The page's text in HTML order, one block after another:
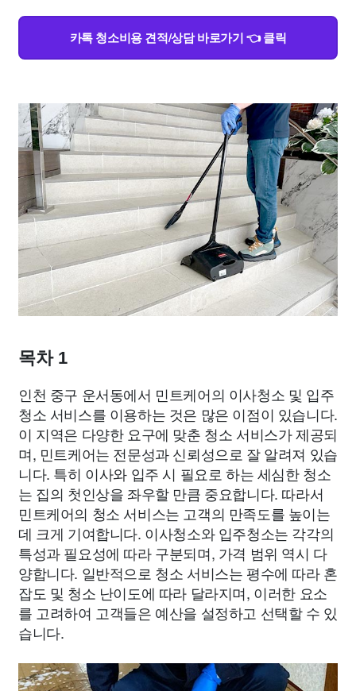
카톡 청소비용 견적/상담 바로가기 👈 클릭
목차 1
인천 중구 운서동에서 민트케어의 이사청소 및 입주
청소 서비스를 이용하는 것은 많은 이점이 있습니다.
이 지역은 다양한 요구에 맞춘 청소 서비스가 제공되
며, 민트케어는 전문성과 신뢰성으로 잘 알려져 있습
니다. 특히 이사와 입주 시 필요로 하는 세심한 청소
는 집의 첫인상을 좌우할 만큼 중요합니다. 따라서
민트케어의 청소 서비스는 고객의 만족도를 높이는
데 크게 기여합니다. 이사청소와 입주청소는 각각의
특성과 필요성에 따라 구분되며, 가격 범위 역시 다
양합니다. 일반적으로 청소 서비스는 평수에 따라 혼
잡도 및 청소 난이도에 따라 달라지며, 이러한 요소
를 고려하여 고객들은 예산을 설정하고 선택할 수 있
습니다.